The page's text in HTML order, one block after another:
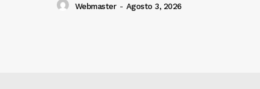
Webmaster - Agosto 3, 2026